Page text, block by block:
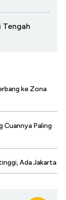
Tengah
ke Zona
Cuannya Paling
Ada Jakarta